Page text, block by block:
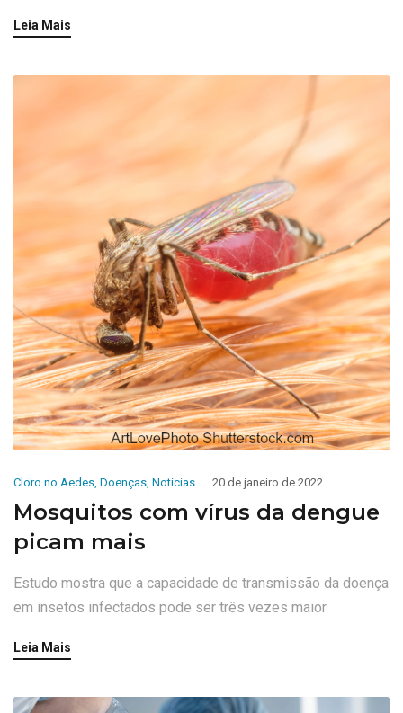
Leia Mais
Cloro no Aedes Doenças Noticias 20 de janeiro de 2022
Mosquitos com vírus da dengue
picam mais
Estudo mostra que a capacidade de transmissão da doença
em insetos infectados pode ser três vezes maior
Leia Mais